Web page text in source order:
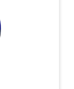
سفیر اسبق